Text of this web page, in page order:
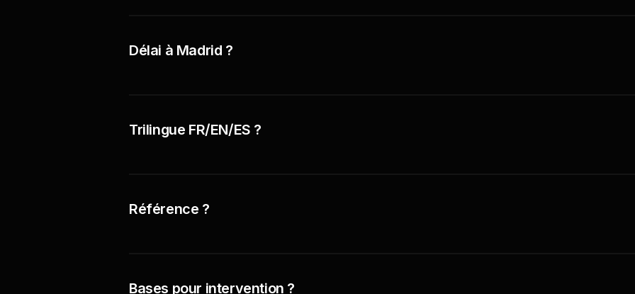
Délai à Madrid ?
Trilingue FR/EN/ES ?
Référence ?
Bases pour intervention ?